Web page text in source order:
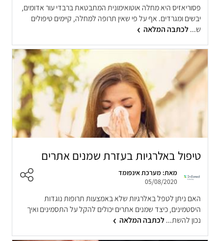
פסוריאזיס היא מחלה אוטואימונית המתבטאת ברבדי עור אדומים,
יבשים ומגרדים. אף על פי שאין תרופה למחלה, קיימים טיפולים
ש...לכתבה המלאה
טיפול באלרגיות בעזרת שמנים אתרים
מאת: מערכת אינפומד
05/08/2020
האם ניתן לטפל באלרגיות שלא באמצעות תרופות נוגדות
היסטמינים, כיצד שמנים אתרים יכולים להקל על התסמינים ואיך
נכון להשת...לכתבה המלאה